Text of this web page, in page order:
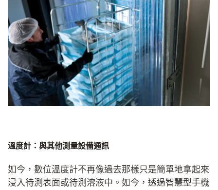
溫度計：與其他測量設備通訊
如今，數位溫度計不再像過去那樣只是簡單地拿起來
浸入待測表面或待測溶液中。如今，透過智慧型手機